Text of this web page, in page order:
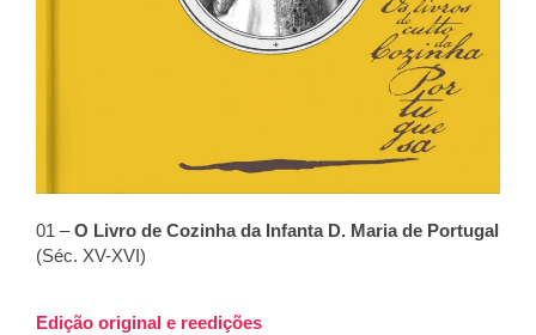
01 –O Livro de Cozinha da Infanta D. Maria de Portugal
(Séc. XV-XVI)
Edição original e reedições